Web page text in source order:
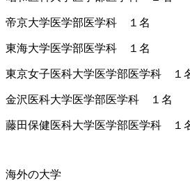
帝京大学医学部医学科 １名
東海大学医学部医学科 １名
東京女子医科大学医学部医学科 １
金沢医科大学医学部医学科 １名
藤田保健医科大学医学部医学
海外の大学